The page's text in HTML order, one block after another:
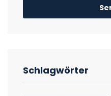
Schlagwörter